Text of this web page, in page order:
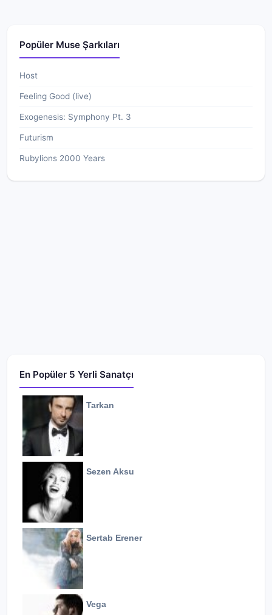
Popüler Muse Şarkıları
Host
Feeling Good (live)
Exogenesis: Symphony Pt. 3
Futurism
Rubylions 2000 Years
En Popüler 5 Yerli Sanatçı
Tarkan
Sezen Aksu
Sertab Erener
Vega